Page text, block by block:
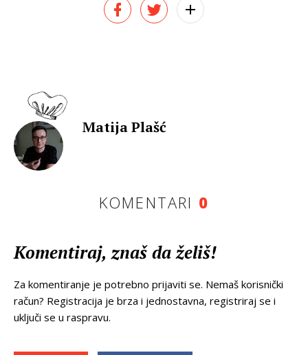
Matija Plašć
KOMENTARI 0
Komentiraj, znaš da želiš!
Za komentiranje je potrebno prijaviti se. Nemaš korisnički
račun? Registracija je brza i jednostavna, registriraj se i
uključi se u raspravu.